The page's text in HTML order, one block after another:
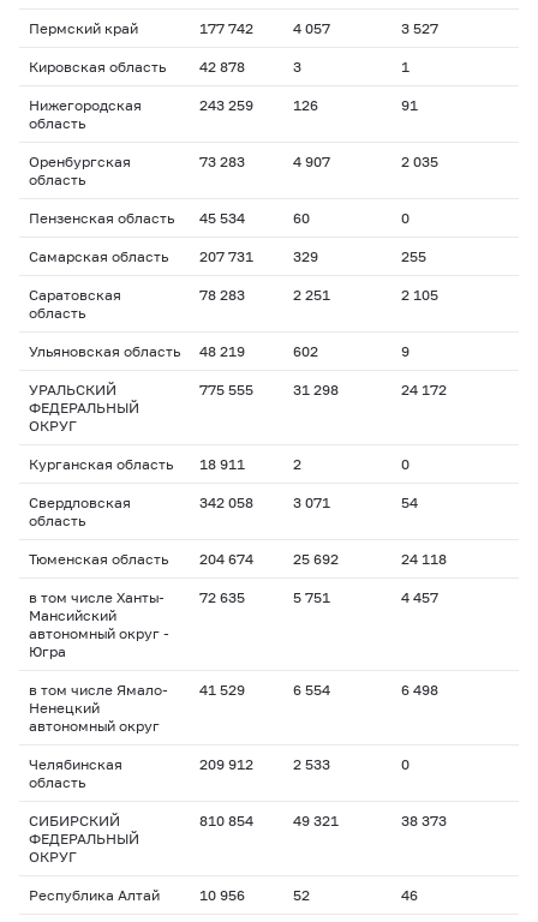
Пермский край 177 742 4 057 3 527
Кировская область 42 878 3 1
Нижегородская
область
243 259 126 91
Оренбургская
область
73 283 4 907 2 035
Пензенская область 45 534 60 0
Самарская область 207 731 329 255
Саратовская
область
78 283 2 251 2 105
Ульяновская область 48 219 602 9
УРАЛЬСКИЙ
ФЕДЕРАЛЬНЫЙ
ОКРУГ
775 555 31 298 24 172
Курганская область 18 911 2 0
Свердловская
область
342 058 3 071 54
Тюменская область 204 674 25 692 24 118
в том числе Ханты-
Мансийский
автономный округ -
Югра
72 635 5 751 4 457
в том числе Ямало-
Ненецкий
автономный округ
41 529 6 554 6 498
Челябинская
область
209 912 2 533 0
СИБИРСКИЙ
ФЕДЕРАЛЬНЫЙ
ОКРУГ
810 854 49 321 38 373
Республика Алтай 10 956 52 46